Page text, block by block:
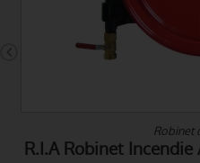
Robinet
R.I.A Robinet